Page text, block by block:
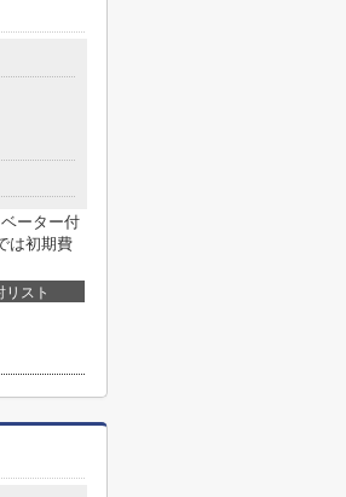
ーター付
は初期費
リスト